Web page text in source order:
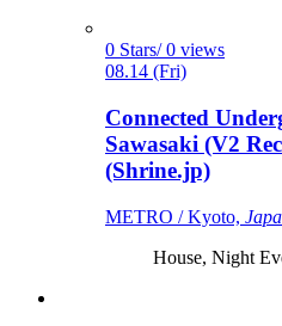
0 Stars/ 0 views
08.14 (Fri)
Connected
Sawasaki (V2
(Shrine.jp)
METRO / Kyoto,
House, Night